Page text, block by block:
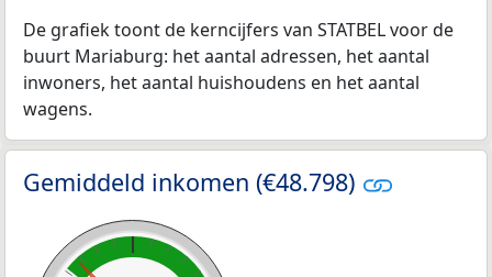
De grafiek toont de kerncijfers van STATBEL voor de
buurt Mariaburg: het aantal adressen, het aantal
inwoners, het aantal huishoudens en het aantal
wagens.
Gemiddeld inkomen (€48.798)